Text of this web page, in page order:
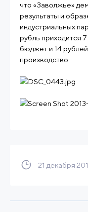
что «Заволжье»
результаты и
индустриальных
рубль приходится
бюджет и 14
производство.
21 декабря